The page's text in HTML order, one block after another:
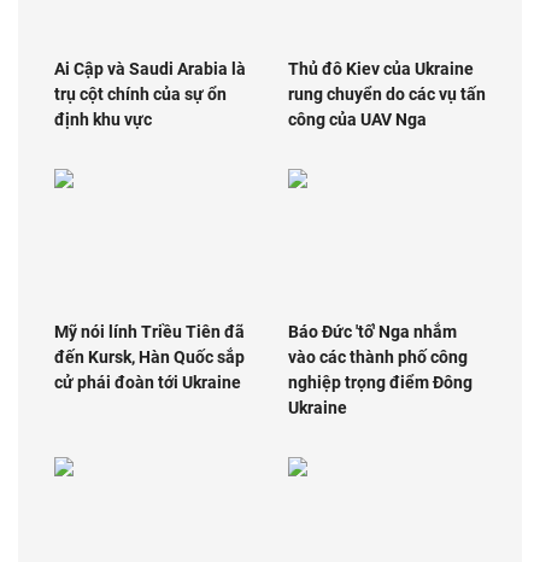
Ai Cập và Saudi Arabia là
trụ cột chính của sự ổn
định khu vực
Thủ đô Kiev của Ukraine
rung chuyển do các vụ tấn
công của UAV Nga
Mỹ nói lính Triều Tiên đã
đến Kursk, Hàn Quốc sắp
cử phái đoàn tới Ukraine
Báo Đức 'tố' Nga nhắm
vào các thành phố công
nghiệp trọng điểm Đông
Ukraine